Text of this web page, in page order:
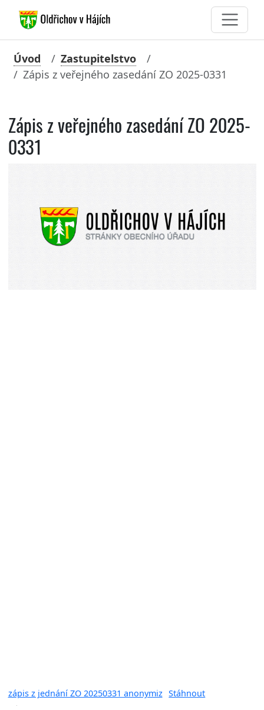
Úvod
Zastupitelstvo
Zápis z veřejného zasedání ZO 2025-0331
Zápis z veřejného zasedání ZO 2025-
0331
zápis z jednání ZO 20250331 anonymiz Stáhnout